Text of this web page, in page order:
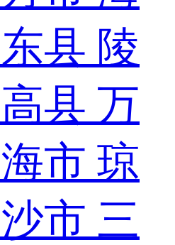
县 陵
县 万
市 琼
市 三